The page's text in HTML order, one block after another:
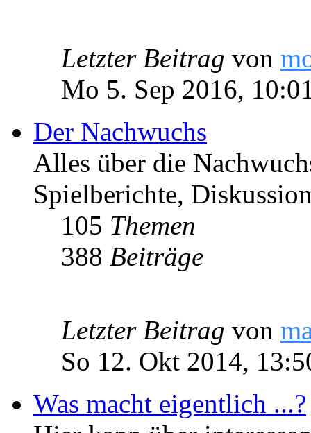
Letzter Beitrag von
Mo 5. Sep 2016,
Der Nachwuchs
Alles über die
Spielberichte,
105 Themen
388 Beiträge
Letzter Beitrag von
So 12. Okt 2014,
Was macht eigentlich ...?